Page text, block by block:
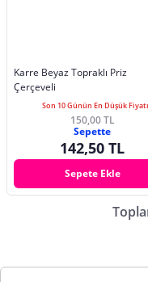
Karre Beyaz Topraklı Priz
Çerçeveli
Son 10 Günün En Düşük Fiyatı
150,00 TL
Sepette
142,50 TL
Sepete Ekle